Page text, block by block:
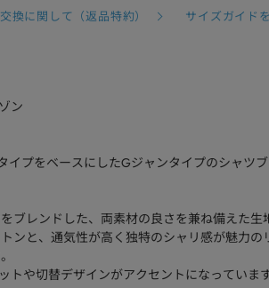
換に関して（返品特約）
サイズガイド
ン
イプをベースにしたGジャンタイプのシャツブ
ブレンドした、両素材の良さを兼ね備えた生
ンと、通気性が高く独特のシャリ感が魅力の
トや切替デザインがアクセントになっています